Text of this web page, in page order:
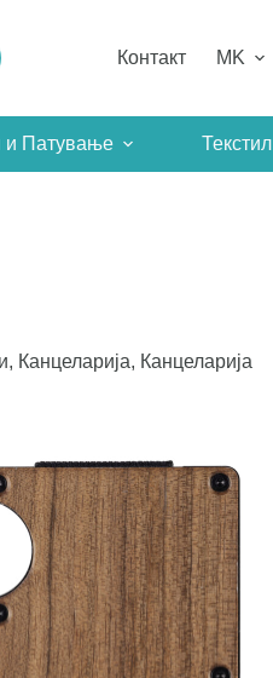
Контакт MK
и Патување Текстил
, Канцеларија, Канцеларија